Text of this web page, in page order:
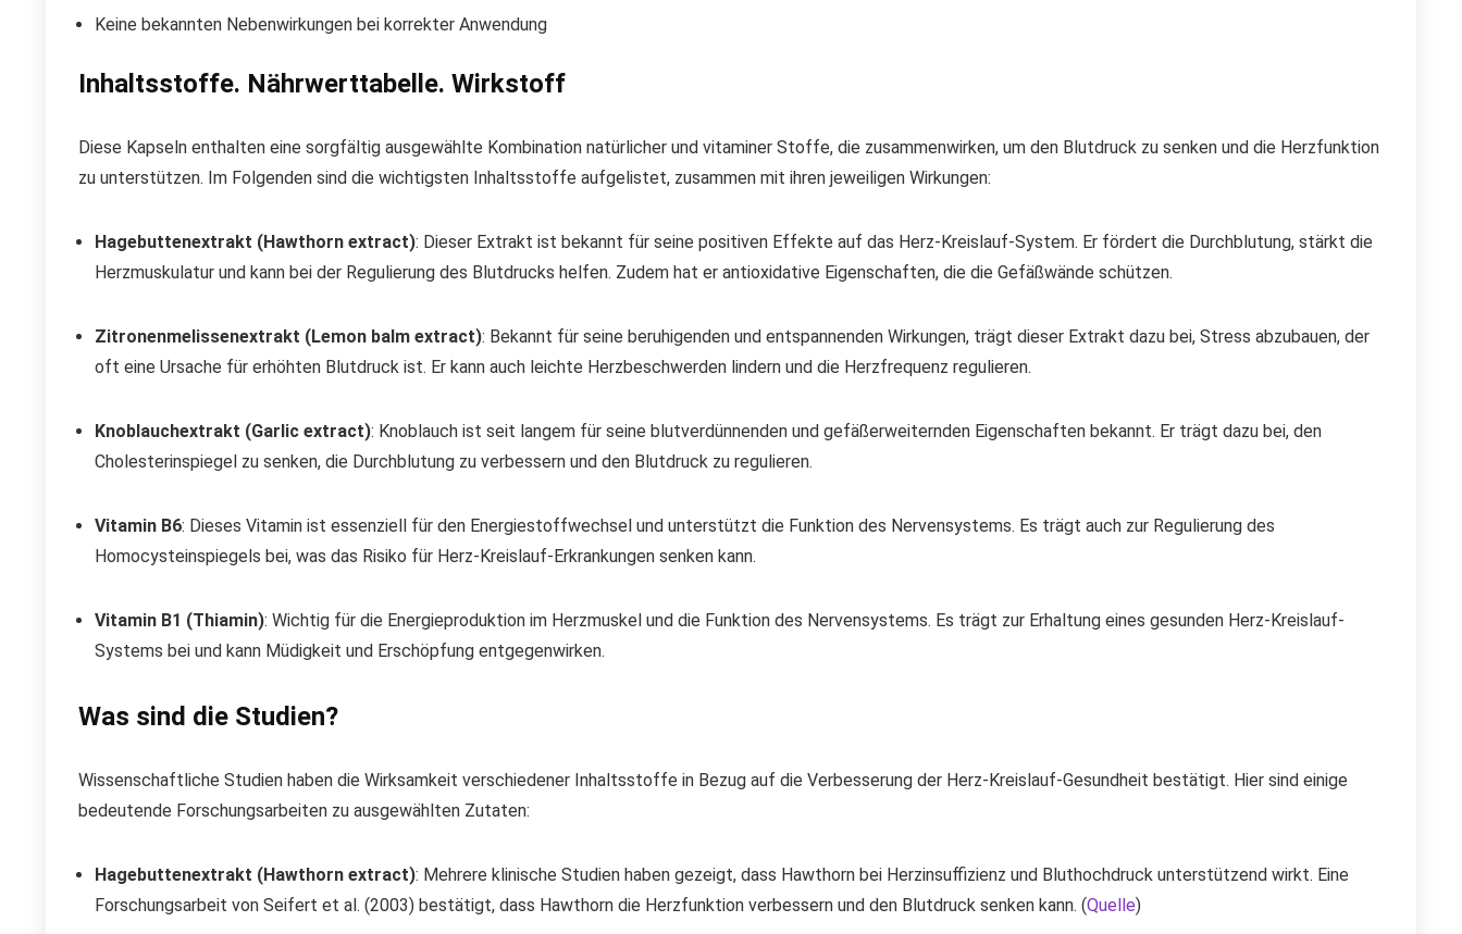
Keine bekannten Nebenwirkungen bei korrekter Anwendung
Inhaltsstoffe. Nährwerttabelle. Wirkstoff
Diese Kapseln enthalten eine sorgfältig ausgewählte Kombination natürlicher und vitaminer Stoffe, die zusammenwirken, um den Blutdruck zu senken und die Herzfunktion
zu unterstützen. Im Folgenden sind die wichtigsten Inhaltsstoffe aufgelistet, zusammen mit ihren jeweiligen Wirkungen:
Hagebuttenextrakt (Hawthorn extract): Dieser Extrakt ist bekannt für seine positiven Effekte auf das Herz-Kreislauf-System. Er fördert die Durchblutung, stärkt die
Herzmuskulatur und kann bei der Regulierung des Blutdrucks helfen. Zudem hat er antioxidative Eigenschaften, die die Gefäßwände schützen.
Zitronenmelissenextrakt (Lemon balm extract): Bekannt für seine beruhigenden und entspannenden Wirkungen, trägt dieser Extrakt dazu bei, Stress abzubauen, der
oft eine Ursache für erhöhten Blutdruck ist. Er kann auch leichte Herzbeschwerden lindern und die Herzfrequenz regulieren.
Knoblauchextrakt (Garlic extract): Knoblauch ist seit langem für seine blutverdünnenden und gefäßerweiternden Eigenschaften bekannt. Er trägt dazu bei, den
Cholesterinspiegel zu senken, die Durchblutung zu verbessern und den Blutdruck zu regulieren.
Vitamin B6: Dieses Vitamin ist essenziell für den Energiestoffwechsel und unterstützt die Funktion des Nervensystems. Es trägt auch zur Regulierung des
Homocysteinspiegels bei, was das Risiko für Herz-Kreislauf-Erkrankungen senken kann.
Vitamin B1 (Thiamin): Wichtig für die Energieproduktion im Herzmuskel und die Funktion des Nervensystems. Es trägt zur Erhaltung eines gesunden Herz-Kreislauf-
Systems bei und kann Müdigkeit und Erschöpfung entgegenwirken.
Was sind die Studien?
Wissenschaftliche Studien haben die Wirksamkeit verschiedener Inhaltsstoffe in Bezug auf die Verbesserung der Herz-Kreislauf-Gesundheit bestätigt. Hier sind einige
bedeutende Forschungsarbeiten zu ausgewählten Zutaten:
Hagebuttenextrakt (Hawthorn extract): Mehrere klinische Studien haben gezeigt, dass Hawthorn bei Herzinsuffizienz und Bluthochdruck unterstützend wirkt. Eine
Forschungsarbeit von Seifert et al. (2003) bestätigt, dass Hawthorn die Herzfunktion verbessern und den Blutdruck senken kann. (Quelle)